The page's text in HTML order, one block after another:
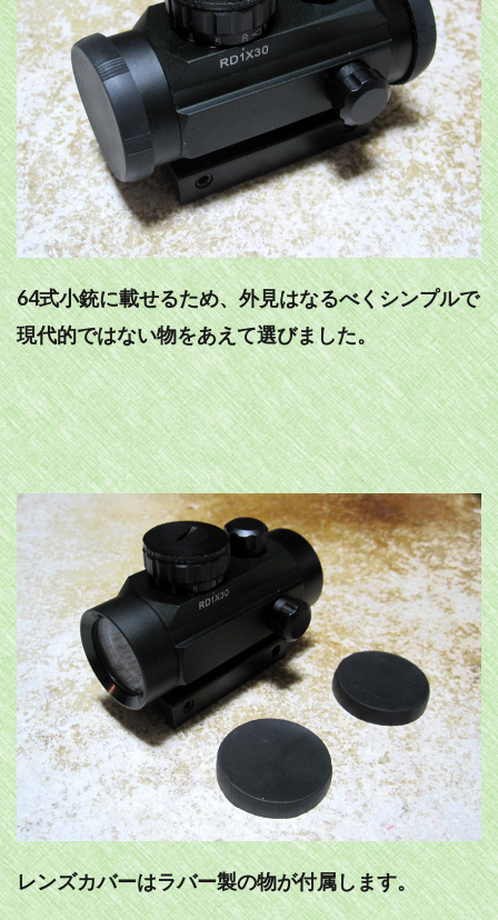
64式小銃に載せるため、外見はなるべくシンプルで
現代的ではない物をあえて選びました。
レンズカバーはラバー製の物が付属します。